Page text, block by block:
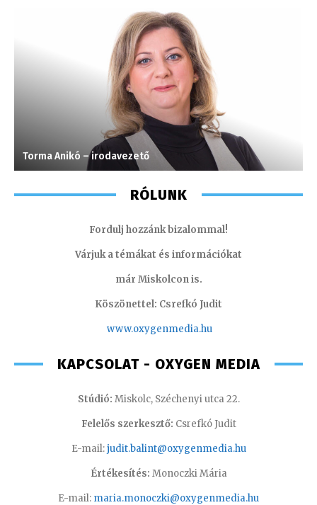
Torma Anikó – irodavezető
RÓLUNK
Fordulj hozzánk bizalommal!
Várjuk a témákat és információkat
már Miskolcon is.
Köszönettel: Csrefkó Judit
www.oxygenmedia.hu
KAPCSOLAT - OXYGEN MEDIA
Stúdió: Miskolc, Széchenyi utca 22.
Felelős szerkesztő: Csrefkó Judit
E-mail:judit.balint@oxygenmedia.hu
Értékesítés: Monoczki Mária
E-mail: maria.monoczki@oxygenmedia.hu